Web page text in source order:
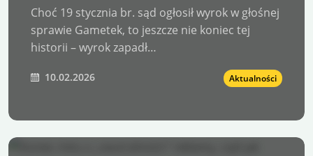
Choć 19 stycznia br. sąd ogłosił wyrok w głośnej
sprawie Gametek, to jeszcze nie koniec tej
historii – wyrok zapadł…
10.02.2026 Aktualności